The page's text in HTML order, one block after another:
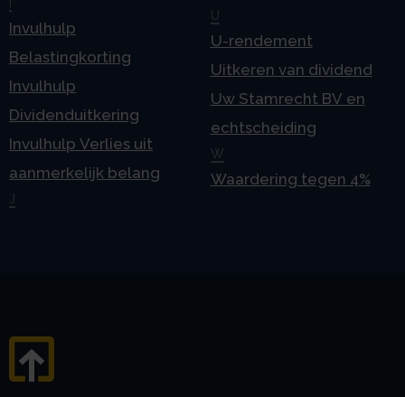
Invulhulp
Belastingkorting
Invulhulp
Dividenduitkering
Invulhulp Verlies uit
aanmerkelijk belang
J
U
U-rendement
Uitkeren van dividend
Uw Stamrecht BV en
echtscheiding
W
Waardering tegen 4%